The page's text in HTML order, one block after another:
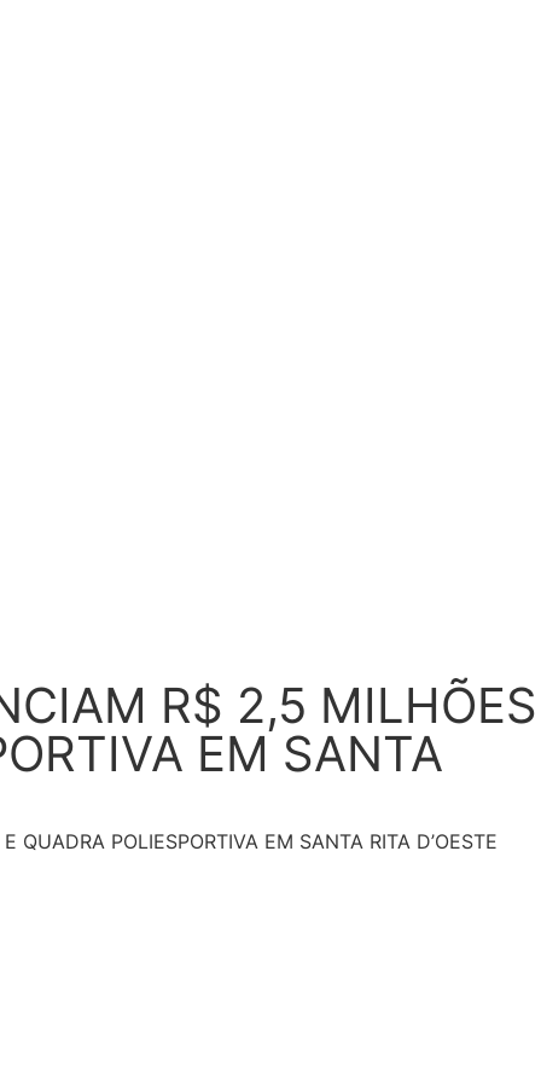
R$ 2,5 MILHÕES
EM SANTA
QUADRA POLIESPORTIVA EM SANTA RITA D’OESTE